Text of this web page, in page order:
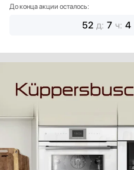
До конца акции осталось:
52 д: 7 ч: 4